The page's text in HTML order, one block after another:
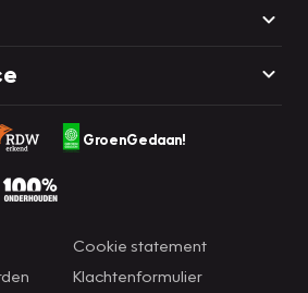
GroenGedaan!
Cookie statement
Klachtenformulier